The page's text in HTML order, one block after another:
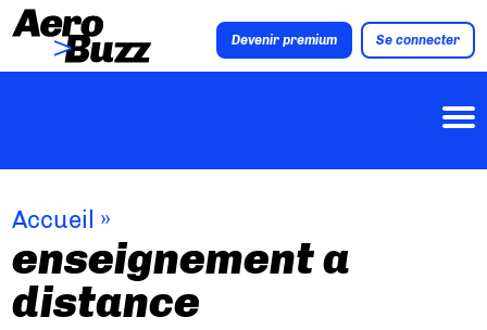
Devenir premium Se connecter
Accueil »
enseignement a
distance